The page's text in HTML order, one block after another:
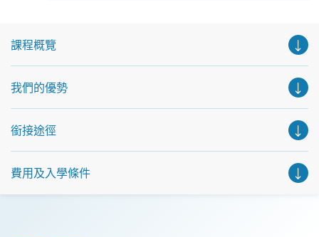
坊、體驗課堂和豐富資訊講座。萬勿錯過是次活動，記得把
圖！
課程概覽
我們的優勢
銜接途徑
費用及入學條件